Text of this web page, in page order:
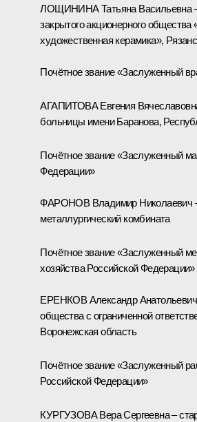
ЛОЩИНИНА Татьяна Васильевна –
закрытого акционерного общества
художественная керамика»,
Почётное звание «Заслуженный
АГАПИТОВА Евгения
больницы имени Баранова,
Почётное звание «Заслуженный
Федерации»
ФАРОНОВ Владимир Николаевич –
металлургический комбината
Почётное звание «Заслуженный
хозяйства Российской Федерации»
ЕРЕНКОВ Александр Анатольевич
общества с ограниченной
Воронежская область
Почётное звание «Заслуженный
Российской Федерации»
КУРГУЗОВА Вера Сергеевна –